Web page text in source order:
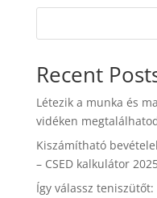
Recent
Létezik a munka és
vidéken
Kiszámítható
– CSED kalkulátor
Így válassz